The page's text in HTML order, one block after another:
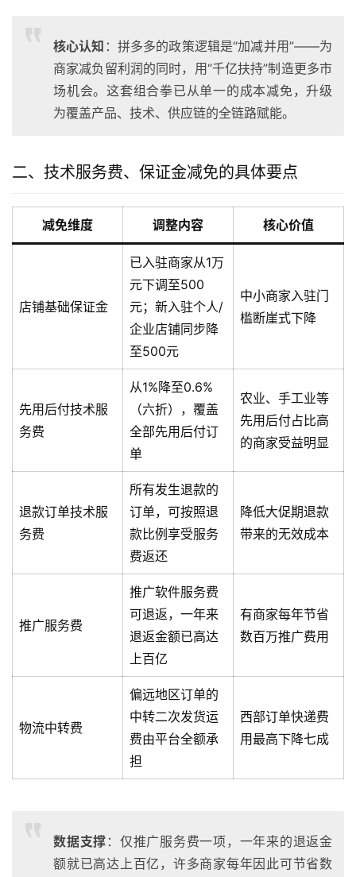
核心认知 ：拼多多的政策逻辑是“加减并用”——为
商家减负留利润的同时，用“千亿扶持”制造更多市
场机会。这套组合拳已从单一的成本减免，升级
为覆盖产品、技术、供应链的全链路赋能。
二、技术服务费、保证金减免的具体要点
减免维度 调整内容 核心价值
店铺基础保证金
已入驻商家从1万
元下调至500
元；新入驻个人/
企业店铺同步降
至500元
中小商家入驻门
槛断崖式下降
先用后付技术服
务费
从1%降至0.6%
（六折），覆盖
全部先用后付订
单
农业、手工业等
先用后付占比高
的商家受益明显
退款订单技术服
务费
所有发生退款的
订单，可按照退
款比例享受服务
费返还
降低大促期退款
带来的无效成本
推广服务费
推广软件服务费
可退返，一年来
退返金额已高达
上百亿
有商家每年节省
数百万推广费用
物流中转费
偏远地区订单的
中转二次发货运
费由平台全额承
担
西部订单快递费
用最高下降七成
数据支撑 ：仅推广服务费一项，一年来的退返金
额就已高达上百亿，许多商家每年因此可节省数